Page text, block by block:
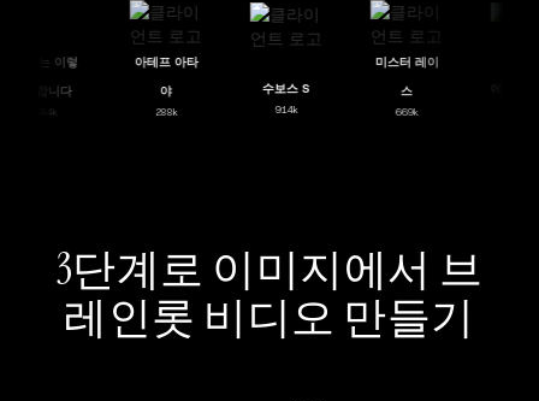
그녀는 이렇
게 합니다
484k
아테프 아타
야
288k
수보스 S
914k
미스터 레이
스
669k
3단계로 이미지에서 브
레인롯 비디오 만들기